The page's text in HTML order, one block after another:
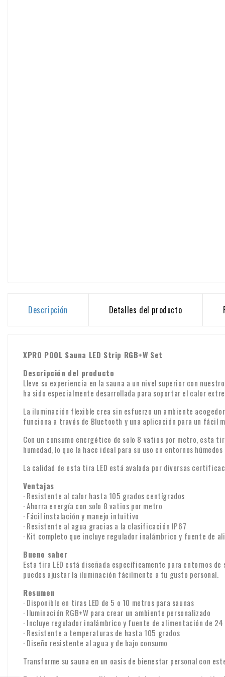
Descripción Detalles del producto
XPRO POOL Sauna LED Strip RGB+W Set
Descripción del producto
Lleve su experiencia en la sauna a un nivel superior con
ha sido especialmente desarrollada para soportar el calor
La iluminación flexible crea sin esfuerzo un ambiente
funciona a través de Bluetooth y una aplicación para un fácil
Con un consumo energético de solo 8 vatios por metro, esta
humedad, lo que la hace ideal para su uso en entornos
La calidad de esta tira LED está avalada por diversas
Ventajas
· Resistente al calor hasta 105 grados centígrados
· Ahorra energía con solo 8 vatios por metro
· Fácil instalación y manejo intuitivo
· Resistente al agua gracias a la clasificación IP67
· Kit completo que incluye regulador inalámbrico y fuente de
Bueno saber
Esta tira LED está diseñada específicamente para entornos
puedes ajustar la iluminación fácilmente a tu gusto personal.
Resumen
· Disponible en tiras LED de 5 o 10 metros para saunas
· Iluminación RGB+W para crear un ambiente personalizado
· Incluye regulador inalámbrico y fuente de alimentación de 24
· Resistente a temperaturas de hasta 105 grados
· Diseño resistente al agua y de bajo consumo
Transforme su sauna en un oasis de bienestar personal con